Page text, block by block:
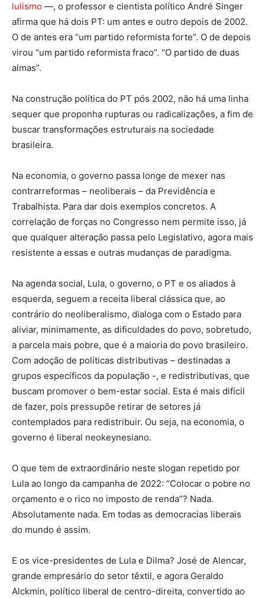
lulismo —, o professor e cientista político André Singer
afirma que há dois PT: um antes e outro depois de 2002.
O de antes era “um partido reformista forte”. O de depois
virou “um partido reformista fraco”. “O partido de duas
almas”.
Na construção política do PT pós 2002, não há uma linha
sequer que proponha rupturas ou radicalizações, a fim de
buscar transformações estruturais na sociedade
brasileira.
Na economia, o governo passa longe de mexer nas
contrarreformas – neoliberais – da Previdência e
Trabalhista. Para dar dois exemplos concretos. A
correlação de forças no Congresso nem permite isso, já
que qualquer alteração passa pelo Legislativo, agora mais
resistente a essas e outras mudanças de paradigma.
Na agenda social, Lula, o governo, o PT e os aliados à
esquerda, seguem a receita liberal clássica que, ao
contrário do neoliberalismo, dialoga com o Estado para
aliviar, minimamente, as dificuldades do povo, sobretudo,
a parcela mais pobre, que é a maioria do povo brasileiro.
Com adoção de políticas distributivas – destinadas a
grupos específicos da população -, e redistributivas, que
buscam promover o bem-estar social. Esta é mais difícil
de fazer, pois pressupõe retirar de setores já
contemplados para redistribuir. Ou seja, na economia, o
governo é liberal neokeynesiano.
O que tem de extraordinário neste slogan repetido por
Lula ao longo da campanha de 2022: “Colocar o pobre no
orçamento e o rico no imposto de renda”? Nada.
Absolutamente nada. Em todas as democracias liberais
do mundo é assim.
E os vice-presidentes de Lula e Dilma? José de Alencar,
grande empresário do setor têxtil, e agora Geraldo
Alckmin, político liberal de centro-direita, convertido ao